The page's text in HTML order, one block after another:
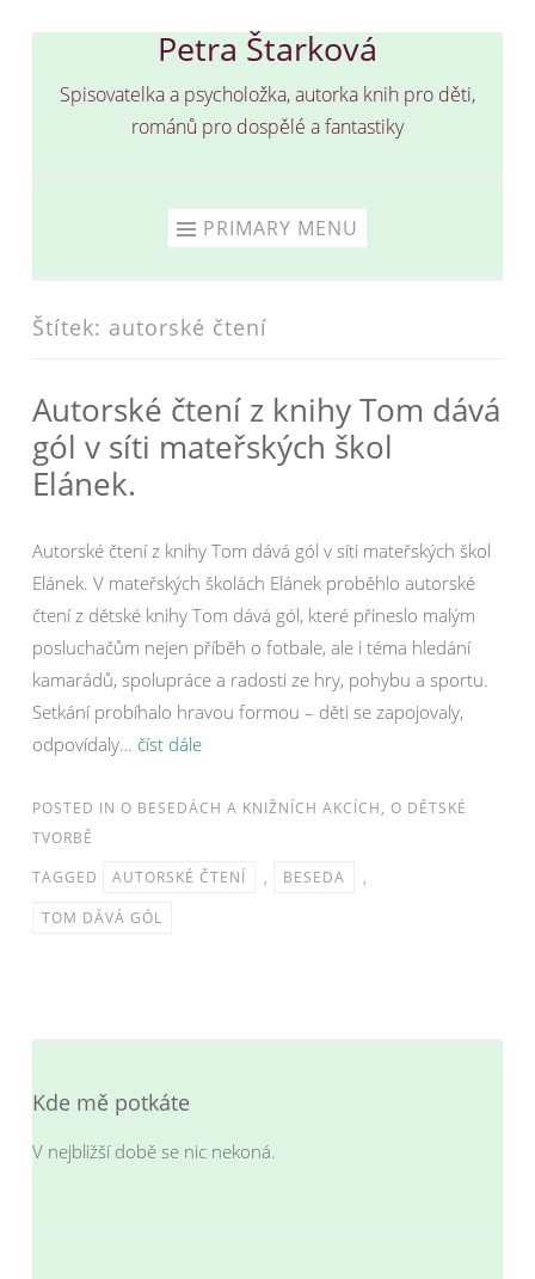
content
Petra Štarková
Spisovatelka a psycholožka, autorka knih pro děti,
románů pro dospělé a fantastiky
PRIMARY MENU
Štítek: autorské čtení
Autorské čtení z knihy Tom dává
gól v síti mateřských škol
Elánek.
Autorské čtení z knihy Tom dává gól v síti mateřských škol
Elánek. V mateřských školách Elánek proběhlo autorské
čtení z dětské knihy Tom dává gól, které přineslo malým
posluchačům nejen příběh o fotbale, ale i téma hledání
kamarádů, spolupráce a radosti ze hry, pohybu a sportu.
Setkání probíhalo hravou formou – děti se zapojovaly,
odpovídaly… číst dále
POSTED IN O BESEDÁCH A KNIŽNÍCH AKCÍCH, O DĚTSKÉ
TVORBĚ
TAGGED
AUTORSKÉ ČTENÍ , BESEDA
,
TOM DÁVÁ GÓL
Kde mě potkáte
V nejbližší době se nic nekoná.